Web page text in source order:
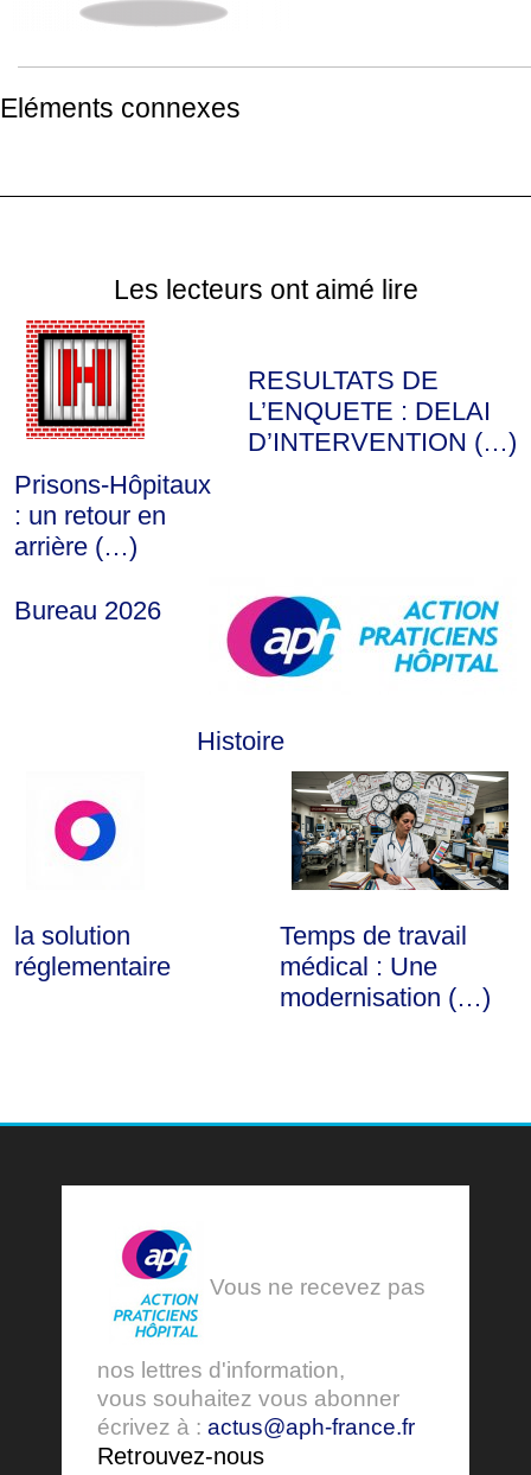
Eléments connexes
Les lecteurs ont aimé lire
Prisons-Hôpitaux
: un retour en
arrière (…)
RESULTATS DE
L’ENQUETE : DELAI
D’INTERVENTION (…)
Bureau 2026
Histoire
la solution
réglementaire
Temps de travail
médical : Une
modernisation (…)
Vous ne recevez pas
nos lettres d'information,
vous souhaitez vous abonner
écrivez à : actus@aph-france.fr
Retrouvez-nous